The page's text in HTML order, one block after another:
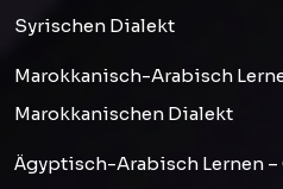
Syrischen Dialekt
Marokkanisch-Arabisch
Marokkanischen Dialekt
Ägyptisch-Arabisch Lernen –